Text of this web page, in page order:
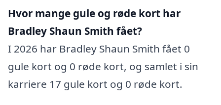
Hvor mange gule og røde kort har
Bradley Shaun Smith fået?
I 2026 har Bradley Shaun Smith fået 0
gule kort og 0 røde kort, og samlet i sin
karriere 17 gule kort og 0 røde kort.